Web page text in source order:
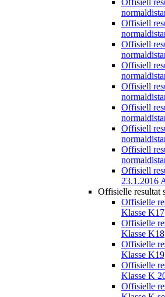
Offisiell
Offisiell
Offisiell
Offisiell
Offisiell
Offisiell
Offisiell
Offisiell
Offisiell
23.1.2016
Offisielle resultat
Offisielle
Klasse K17
Offisielle
Klasse K18
Offisielle
Klasse K19
Offisielle
Klasse K
Offisielle